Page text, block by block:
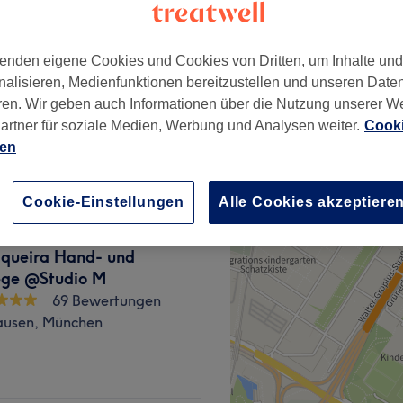
15 €
Studio Marina Tsalina
Hand- und
@Studio M
69 Bewertungen
München
eigene Cookies und Cookies von Dritten, um Inhalte
Medienfunktionen bereitzustellen und unseren
Wir geben auch Informationen über die Nutzung unserer
für soziale Medien, Werbung und Analysen weiter.
Cookie-Einstellungen Alle Cookies akzeptieren